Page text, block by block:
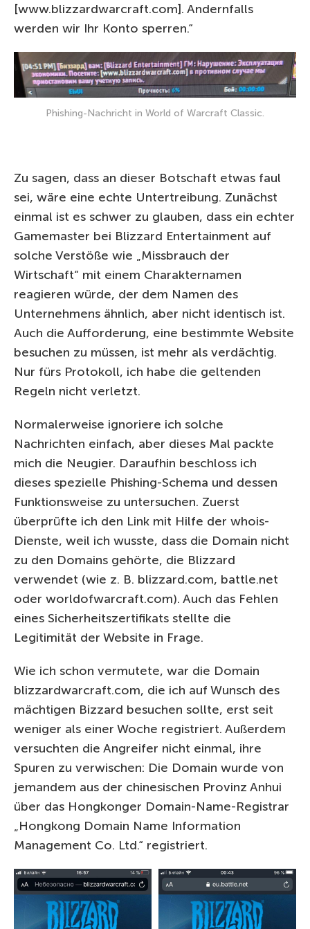
[www.blizzardwarcraft.com]. Andernfalls
werden wir Ihr Konto sperren.“
Phishing-Nachricht in World of Warcraft Classic.
Zu sagen, dass an dieser Botschaft etwas faul
sei, wäre eine echte Untertreibung. Zunächst
einmal ist es schwer zu glauben, dass ein echter
Gamemaster bei Blizzard Entertainment auf
solche Verstöße wie „Missbrauch der
Wirtschaft“ mit einem Charakternamen
reagieren würde, der dem Namen des
Unternehmens ähnlich, aber nicht identisch ist.
Auch die Aufforderung, eine bestimmte Website
besuchen zu müssen, ist mehr als verdächtig.
Nur fürs Protokoll, ich habe die geltenden
Regeln nicht verletzt.
Normalerweise ignoriere ich solche
Nachrichten einfach, aber dieses Mal packte
mich die Neugier. Daraufhin beschloss ich
dieses spezielle Phishing-Schema und dessen
Funktionsweise zu untersuchen. Zuerst
überprüfte ich den Link mit Hilfe der whois-
Dienste, weil ich wusste, dass die Domain nicht
zu den Domains gehörte, die Blizzard
verwendet (wie z. B. blizzard.com, battle.net
oder worldofwarcraft.com). Auch das Fehlen
eines Sicherheitszertifikats stellte die
Legitimität der Website in Frage.
Wie ich schon vermutete, war die Domain
blizzardwarcraft.com, die ich auf Wunsch des
mächtigen Bizzard besuchen sollte, erst seit
weniger als einer Woche registriert. Außerdem
versuchten die Angreifer nicht einmal, ihre
Spuren zu verwischen: Die Domain wurde von
jemandem aus der chinesischen Provinz Anhui
über das Hongkonger Domain-Name-Registrar
„Hongkong Domain Name Information
Management Co. Ltd.“ registriert.